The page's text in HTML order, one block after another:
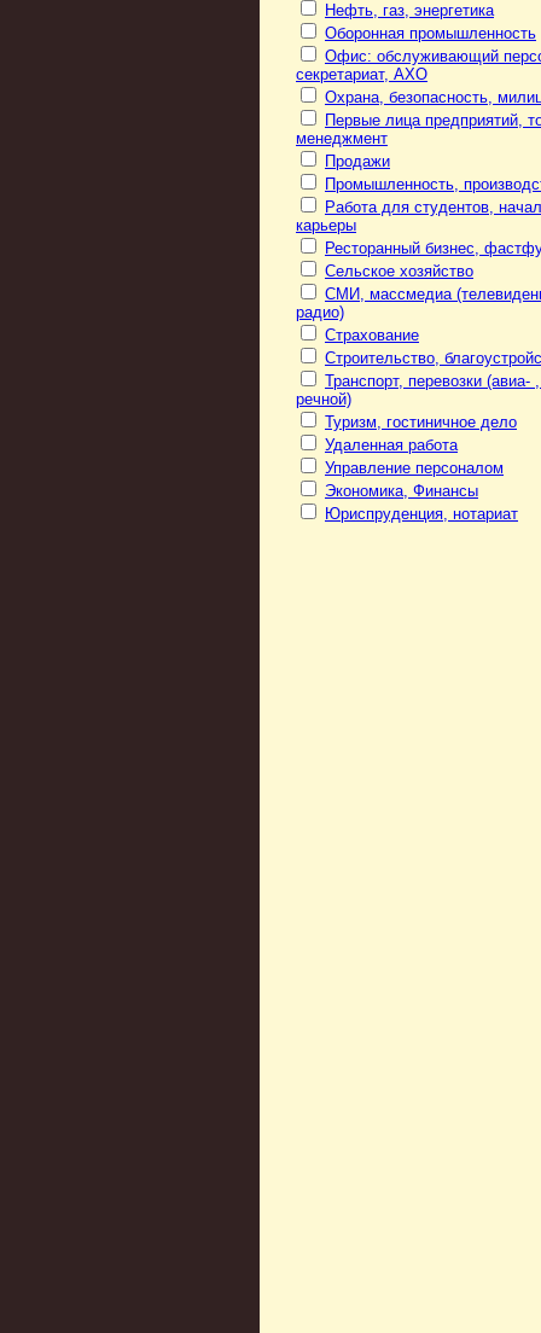
Нефть, газ, энергетика
Оборонная промышленность
Офис: обслуживающий
секретариат, АХО
Охрана, безопасность,
Первые лица предприятий,
менеджмент
Продажи
Промышленность,
Работа для студентов,
карьеры
Ресторанный бизнес,
Сельское хозяйство
СМИ, массмедиа
радио)
Страхование
Строительство,
Транспорт, перевозки (авиа-
речной)
Туризм, гостиничное дело
Удаленная работа
Управление персоналом
Экономика, Финансы
Юриспруденция, нотариат